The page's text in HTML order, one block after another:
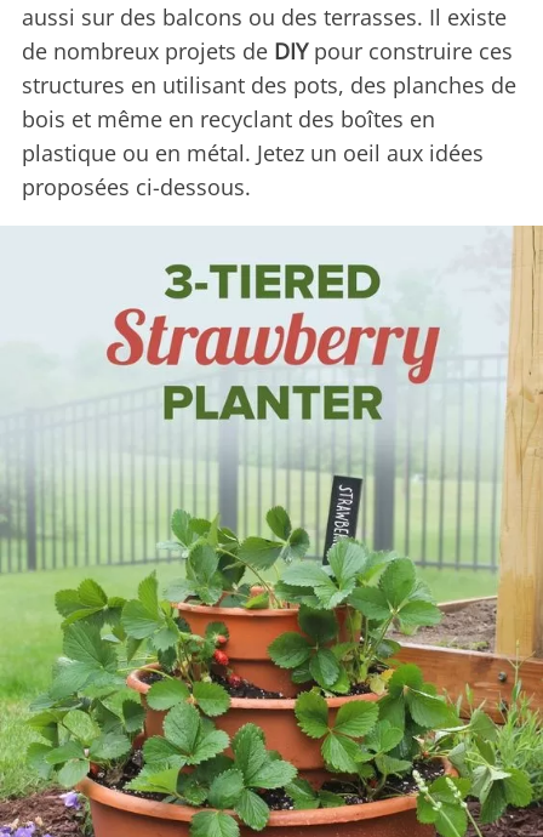
aussi sur des balcons ou des terrasses. Il existe
de nombreux projets de DIYpour construire ces
structures en utilisant des pots, des planches de
bois et même en recyclant des boîtes en
plastique ou en métal. Jetez un oeil aux idées
proposées ci-dessous.